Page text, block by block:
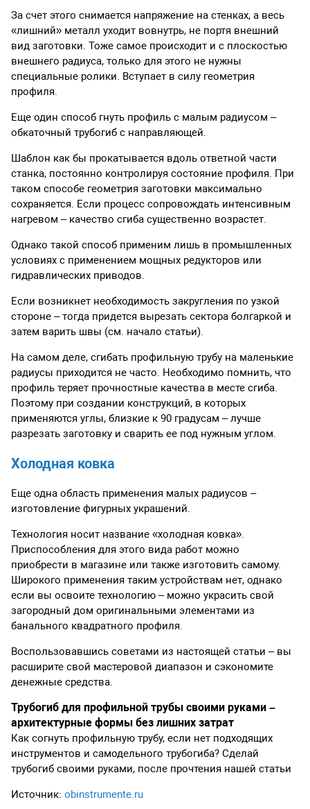
За счет этого снимается напряжение на стенках, а весь
«лишний» металл уходит вовнутрь, не портя внешний
вид заготовки. Тоже самое происходит и с плоскостью
внешнего радиуса, только для этого не нужны
специальные ролики. Вступает в силу геометрия
профиля.
Еще один способ гнуть профиль с малым радиусом –
обкаточный трубогиб с направляющей.
Шаблон как бы прокатывается вдоль ответной части
станка, постоянно контролируя состояние профиля. При
таком способе геометрия заготовки максимально
сохраняется. Если процесс сопровождать интенсивным
нагревом – качество сгиба существенно возрастет.
Однако такой способ применим лишь в промышленных
условиях с применением мощных редукторов или
гидравлических приводов.
Если возникнет необходимость закругления по узкой
стороне – тогда придется вырезать сектора болгаркой и
затем варить швы (см. начало статьи).
На самом деле, сгибать профильную трубу на маленькие
радиусы приходится не часто. Необходимо помнить, что
профиль теряет прочностные качества в месте сгиба.
Поэтому при создании конструкций, в которых
применяются углы, близкие к 90 градусам – лучше
разрезать заготовку и сварить ее под нужным углом.
Холодная ковка
Еще одна область применения малых радиусов –
изготовление фигурных украшений.
Технология носит название «холодная ковка».
Приспособления для этого вида работ можно
приобрести в магазине или также изготовить самому.
Широкого применения таким устройствам нет, однако
если вы освоите технологию – можно украсить свой
загородный дом оригинальными элементами из
банального квадратного профиля.
Воспользовавшись советами из настоящей статьи – вы
расширите свой мастеровой диапазон и сэкономите
денежные средства.
Трубогиб для профильной трубы своими руками –
архитектурные формы без лишних затрат
Как согнуть профильную трубу, если нет подходящих
инструментов и самодельного трубогиба? Сделай
трубогиб своими руками, после прочтения нашей статьи
Источник: obinstrumente.ru